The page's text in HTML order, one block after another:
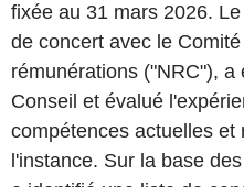
fixée au 31 mars 2026.
de concert avec le
rémunérations ("NRC"),
Conseil et évalué
compétences actuelles et
l'instance. Sur la base